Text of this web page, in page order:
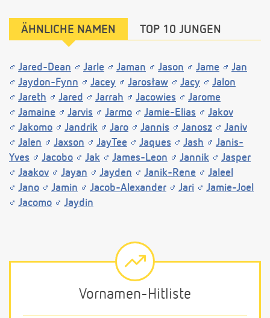
ÄHNLICHE NAMEN TOP 10 JUNGEN
Jared-Dean Jarle Jaman Jason Jame
Jan
Jaydon-Fynn
Jacey Jarosław Jacy
Jalon
Jareth
Jared Jarrah Jacowies
Jarome
Jamaine
Jarvis Jarmo Jamie-Elias
Jakov
Jakomo
Jandrik Jaro Jannis Janosz
Janiv
Jalen
Jaxson JayTee Jaques Jash
Janis-
Yves
Jacobo Jak James-Leon Jannik
Jasper
Jaakov
Jayan Jayden Janik-Rene
Jaleel
Jano
Jamin Jacob-Alexander Jari
Jamie-Joel
Jacomo
Jaydin
Vornamen-Hitliste